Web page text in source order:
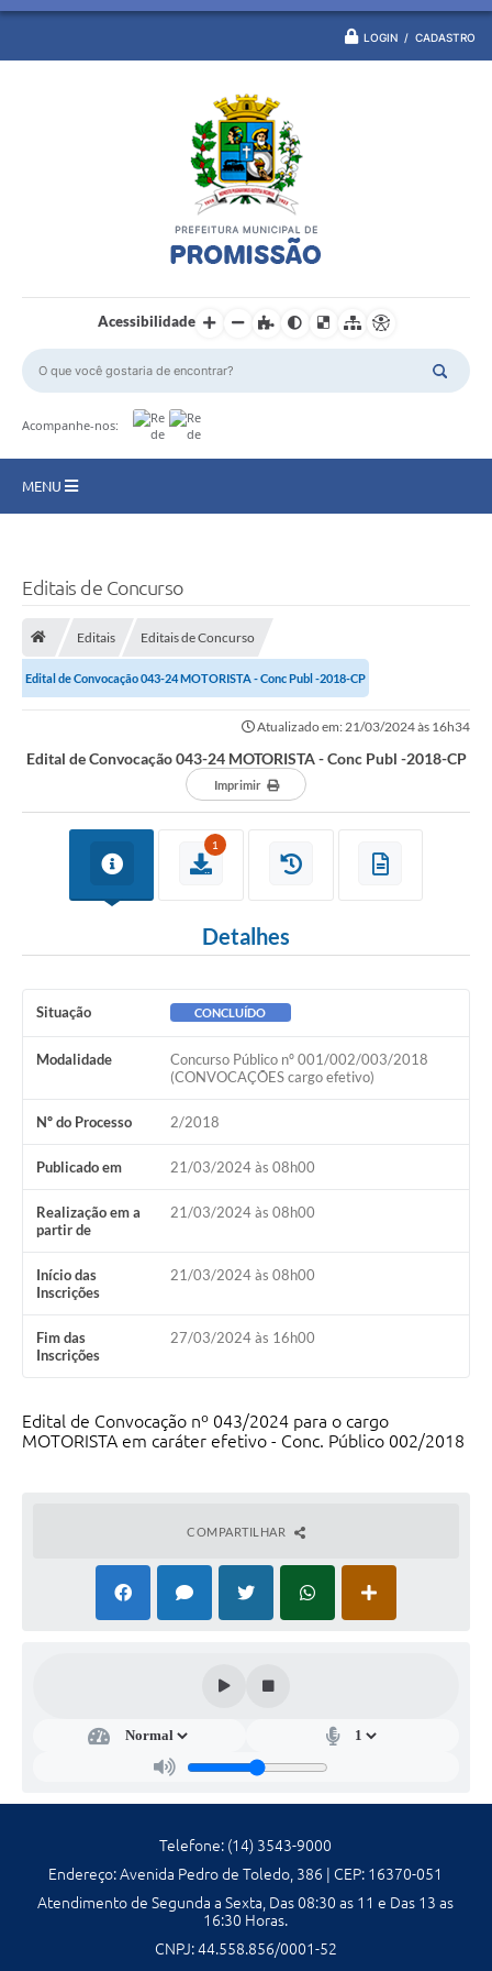
LOGIN / CADASTRO
Acessibilidade
Acompanhe-nos:
MENU
Turismo
Ouvidoria
Editais
A Nossa Cidade
Ambiente
Orçamento Participativo 2026
Turismo
Tributos
Lançadoria
Diário Oficial
Agenda
Reforma Agrária
Coleta Seletiva
Secretarias
Sic
Editais de Concurso
Editais Editais de Concurso
Edital de Convocação 043-24 MOTORISTA - Conc Publ -2018-CP
Atualizado em: 21/03/2024 às 16h34
Edital de Convocação 043-24 MOTORISTA - Conc Publ -2018-CP
Imprimir
1
Detalhes
Situação CONCLUÍDO
Modalidade
Concurso Público nº 001/002/003/2018
(CONVOCAÇÕES cargo efetivo)
Nº do Processo 2/2018
Publicado em 21/03/2024 às 08h00
Realização em a
partir de
21/03/2024 às 08h00
Início das
Inscrições
21/03/2024 às 08h00
Fim das
Inscrições
27/03/2024 às 16h00
Edital de Convocação nº 043/2024 para o cargo
MOTORISTA em caráter efetivo - Conc. Público 002/2018
COMPARTILHAR
Telefone: (14) 3543-9000
Endereço: Avenida Pedro de Toledo, 386 | CEP: 16370-051
Atendimento de Segunda a Sexta, Das 08:30 as 11 e Das 13 as
16:30 Horas.
CNPJ: 44.558.856/0001-52